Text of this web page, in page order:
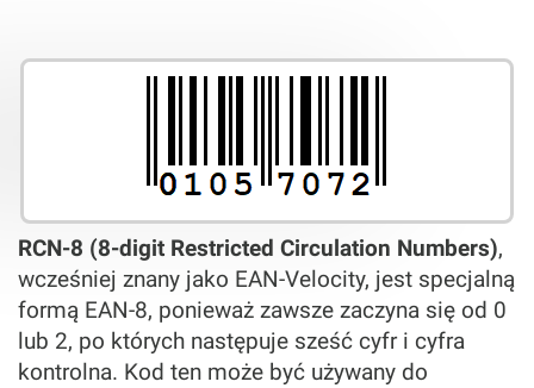
RCN-8 (8-digit Restricted Circulation Numbers),
wcześniej znany jako EAN-Velocity, jest specjalną
formą EAN-8, ponieważ zawsze zaczyna się od 0
lub 2, po których następuje sześć cyfr i cyfra
kontrolna. Kod ten może być używany do